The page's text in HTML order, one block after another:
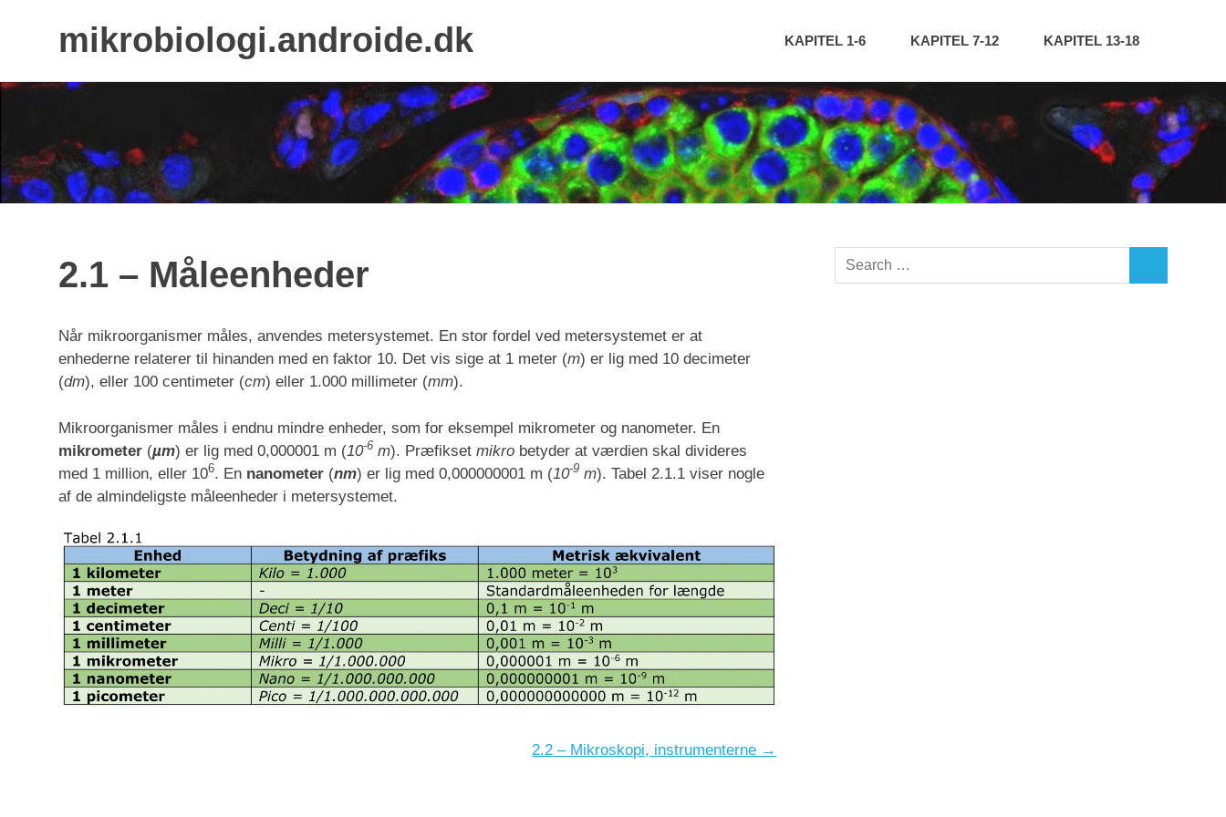
Skip
mikrobiologi.androide.dk KAPITEL 1-6 KAPITEL 7-12 KAPITEL 13-18
2.1 – Måleenheder
Når mikroorganismer måles, anvendes metersystemet. En stor fordel ved metersystemet er at
enhederne relaterer til hinanden med en faktor 10. Det vis sige at 1 meter (m) er lig med 10 decimeter
(dm), eller 100 centimeter (cm) eller 1.000 millimeter (mm).
Mikroorganismer måles i endnu mindre enheder, som for eksempel mikrometer og nanometer. En
mikrometer (µm) er lig med 0,000001 m (10-6 m). Præfikset mikro betyder at værdien skal divideres
med 1 million, eller 106. En nanometer (nm) er lig med 0,000000001 m (10-9 m). Tabel 2.1.1 viser nogle
af de almindeligste måleenheder i metersystemet.
2.2 – Mikroskopi, instrumenterne →
Search